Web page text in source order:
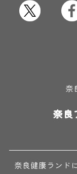
奈良わんぱくラ
奈
奈良
奈良健康ランド